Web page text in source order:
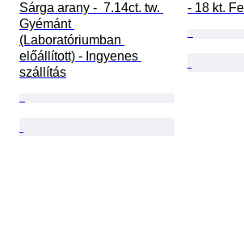
Sárga arany -  7.14ct. tw.
Gyémánt
(Laboratóriumban
előállított) - Ingyenes
szállítás
- 18 kt.